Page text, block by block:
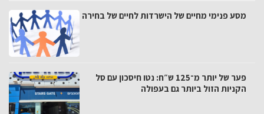
מסע פנימי מחיים של הישרדות לחיים של בחירה
פער של יותר מ־125 ש״ח: נטו חיסכון עם סל
הקניות הזול ביותר גם בעפולה